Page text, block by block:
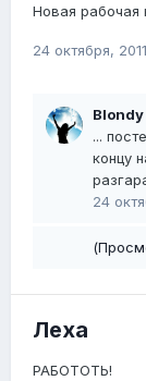
Новая рабочая
24 октября, 2011
Blondy
...
концу
24
Леха
РАБОТОТЬ!